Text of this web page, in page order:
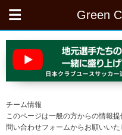
Green
チーム情報
このページは一般の方からの情報
問い合わせフォームからお願いいた